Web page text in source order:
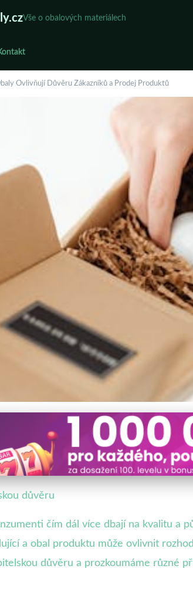
Vše o obalových materiálech
Ovlivňují Důvěru Zákazníků a Prodej Produktů
Důvěru
důvěru
čím dál více dbají na kvalitu a
a obal produktu může ovlivnit
důvěru a prozkoumáme různé